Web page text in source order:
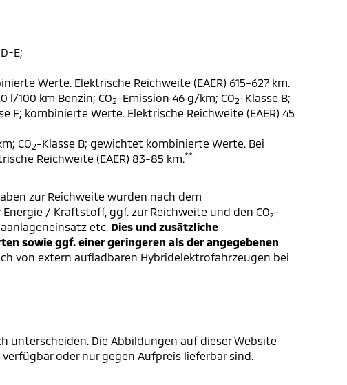
E;
Werte. Elektrische Reichweite (EAER) 615-627 km.
l/100 km Benzin; CO2-Emission 46 g/km; CO2-Klasse B;
F; kombinierte Werte. Elektrische Reichweite (EAER) 45
CO2-Klasse B; gewichtet kombinierte Werte. Bei
Reichweite (EAER) 83-85 km.**
zur Reichweite wurden nach dem
/ Kraftstoff, ggf. zur Reichweite und den CO₂-
etc. Dies und zusätzliche
sowie ggf. einer geringeren als der angegebenen
von extern aufladbaren Hybridelektrofahrzeugen bei
unterscheiden. Die Abbildungen auf dieser Website
oder nur gegen Aufpreis lieferbar sind.